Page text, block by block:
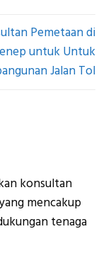
Pemetaan di
untuk Untuk
Jalan Tol
konsultan
mencakup
tenaga